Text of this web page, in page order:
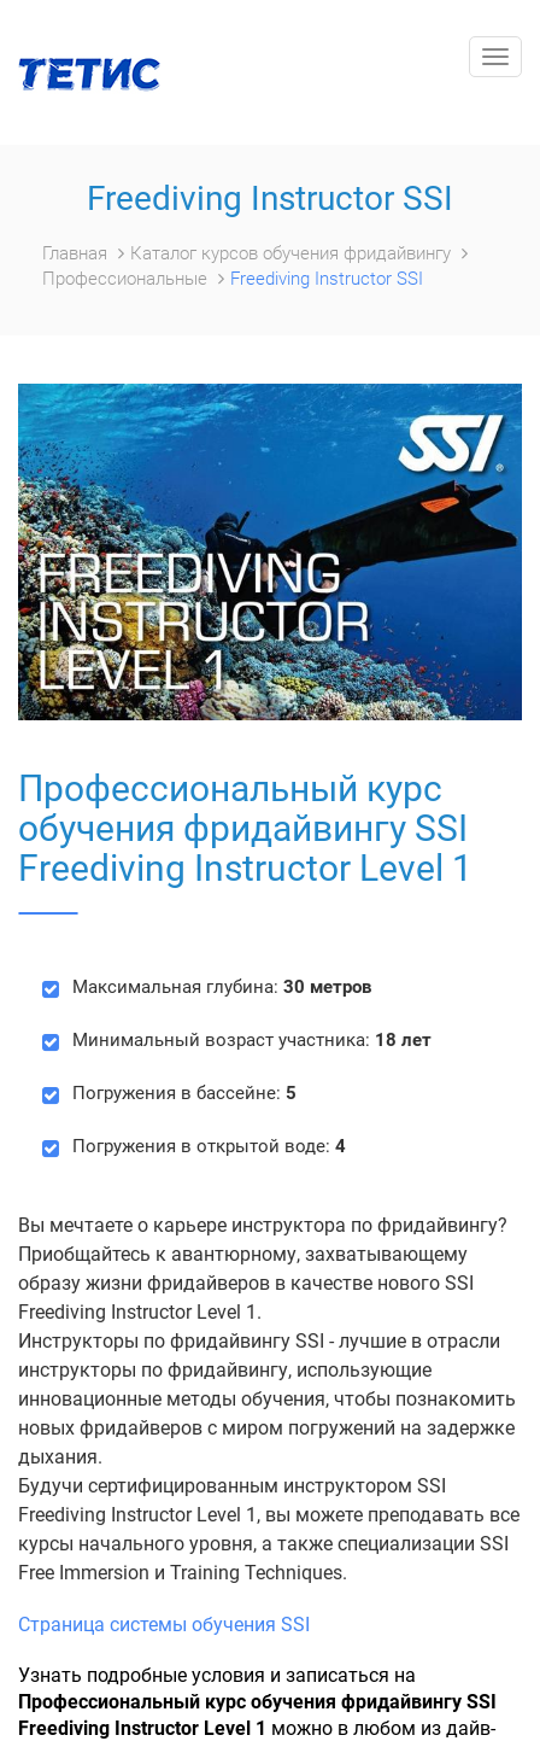
Freediving Instructor SSI
Главная
Каталог курсов обучения фридайвингу
Профессиональные
Freediving Instructor SSI
Профессиональный курс
обучения фридайвингу SSI
Freediving Instructor Level 1
Максимальная глубина: 30 метров
Минимальный возраст участника: 18 лет
Погружения в бассейне: 5
Погружения в открытой воде: 4
Вы мечтаете о карьере инструктора по фридайвингу?
Приобщайтесь к авантюрному, захватывающему
образу жизни фридайверов в качестве нового SSI
Freediving Instructor Level 1.
Инструкторы по фридайвингу SSI - лучшие в отрасли
инструкторы по фридайвингу, использующие
инновационные методы обучения, чтобы познакомить
новых фридайверов с миром погружений на задержке
дыхания.
Будучи сертифицированным инструктором SSI
Freediving Instructor Level 1, вы можете преподавать все
курсы начального уровня, а также специализации SSI
Free Immersion и Training Techniques.
Страница системы обучения SSI
Узнать подробные условия и записаться на
Профессиональный курс обучения фридайвингу SSI
Freediving Instructor Level 1 можно в любом из дайв-